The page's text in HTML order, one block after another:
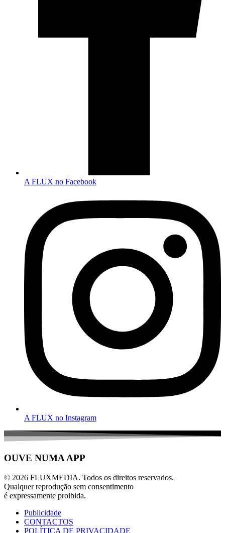
A FLUX no Facebook
A FLUX no Instagram
OUVE NUMA APP
© 2026 FLUXMEDIA. Todos os direitos reservados.
Qualquer reprodução sem consentimento
é expressamente proibida.
Publicidade
CONTACTOS
POLÍTICA DE PRIVACIDADE